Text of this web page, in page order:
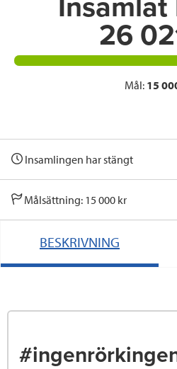
26
Mål: 15
Insamlingen har stängt
Målsättning: 15 000 kr
BESKRIVNING